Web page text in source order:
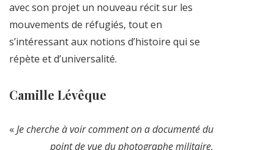
avec son projet un nouveau récit sur les
mouvements de réfugiés, tout en
s’intéressant aux notions d’histoire qui se
répète et d’universalité.
Camille Lévêque
«Je cherche à voir comment on a documenté du
point de vue du photographe militaire,